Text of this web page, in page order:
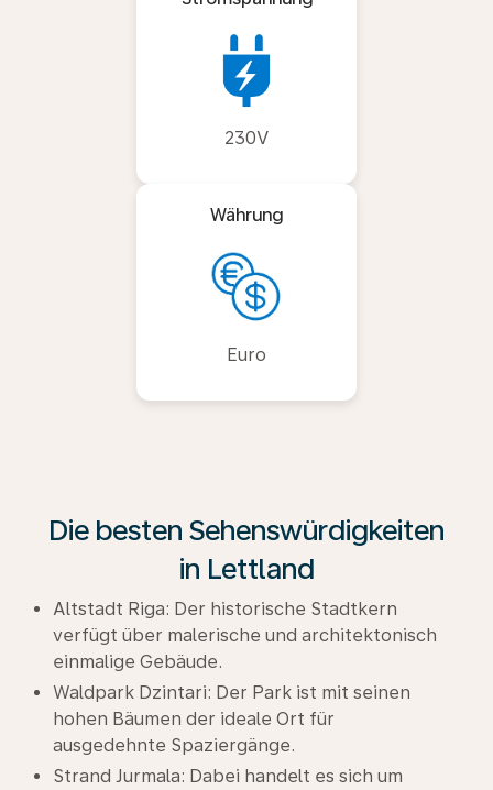
230V
Währung
Euro
Die besten Sehenswürdigkeiten
in Lettland
Altstadt Riga: Der historische Stadtkern
verfügt über malerische und architektonisch
einmalige Gebäude.
Waldpark Dzintari: Der Park ist mit seinen
hohen Bäumen der ideale Ort für
ausgedehnte Spaziergänge.
Strand Jurmala: Dabei handelt es sich um